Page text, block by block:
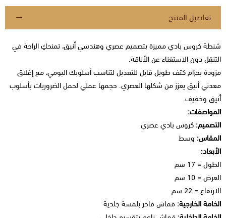
تفاصيل المنتج
شنطة كروس بادي مميزة بتصميم عصري وهندسي أنيق، تمنحكِ الراحة في
التنقل دون الاستغناء عن الأناقة.
مزودة بحزام كتف طويل قابل للتعديل لتناسب أسلوبك اليومي، مع إغلاق
معدني أنيق يعزز من شكلها العصري. حجمها عملي لحمل الضروريات بأسلوب
أنيق وخفيف.
المواصفات:
التصميم: كروس بادي عصري
المقاس: وسط
الأبعاد:
الطول = 17 سم
العرض = 10 سم
الارتفاع = 22 سم
الخامة الخارجية: قماش فاخر بلمسة جلدية